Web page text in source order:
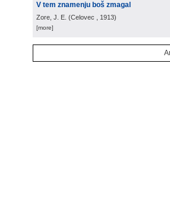
V tem znamenju boš zmagal
Zore, J. E. (Celovec , 1913)
[more]